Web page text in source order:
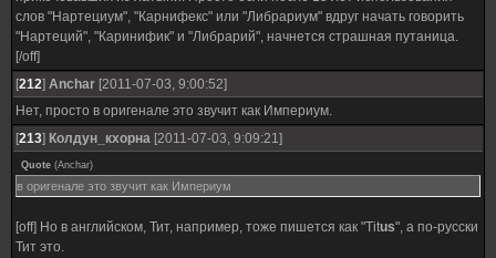
слов "Нартециум", "Карнифекс" или "Либрариум" вдруг начать говорить
"Нартеций", "Каринифик" и "Либрарий", начнется страшная путаница.
[/off]
[212] Anchar [2011-07-03, 9:00:52]
Нет, просто в оригенале это звучит как Империум.
[213] Колдун_кхорна [2011-07-03, 9:09:21]
Quote (Anchar)
в оригенале это звучит как Империум
[off] Но в английском, Тит, например, тоже пишется как "Titus", а по-русски
Тит это.